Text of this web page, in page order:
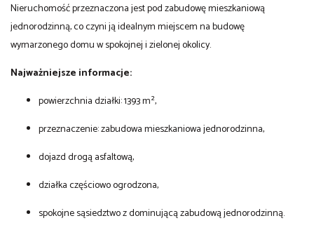
Nieruchomość przeznaczona jest pod zabudowę mieszkaniową
jednorodzinną, co czyni ją idealnym miejscem na budowę
wymarzonego domu w spokojnej i zielonej okolicy.
Najważniejsze informacje:
powierzchnia działki: 1393 m²,
przeznaczenie: zabudowa mieszkaniowa jednorodzinna,
dojazd drogą asfaltową,
działka częściowo ogrodzona,
spokojne sąsiedztwo z dominującą zabudową jednorodzinną.